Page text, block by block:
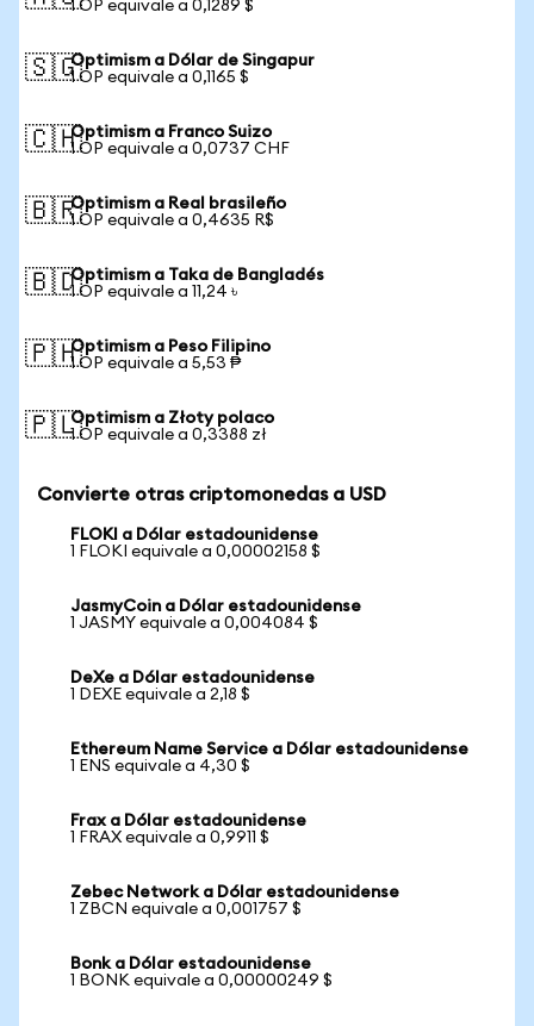
1 OP equivale a 0,1289 $
🇸🇬Optimism a Dólar de Singapur
1 OP equivale a 0,1165 $
🇨🇭Optimism a Franco Suizo
1 OP equivale a 0,0737 CHF
🇧🇷Optimism a Real brasileño
1 OP equivale a 0,4635 R$
🇧🇩Optimism a Taka de Bangladés
1 OP equivale a 11,24 ৳
🇵🇭Optimism a Peso Filipino
1 OP equivale a 5,53 ₱
🇵🇱Optimism a Złoty polaco
1 OP equivale a 0,3388 zł
Convierte otras criptomonedas a USD
FLOKI a Dólar estadounidense
1 FLOKI equivale a 0,00002158 $
JasmyCoin a Dólar estadounidense
1 JASMY equivale a 0,004084 $
DeXe a Dólar estadounidense
1 DEXE equivale a 2,18 $
Ethereum Name Service a Dólar estadounidense
1 ENS equivale a 4,30 $
Frax a Dólar estadounidense
1 FRAX equivale a 0,9911 $
Zebec Network a Dólar estadounidense
1 ZBCN equivale a 0,001757 $
Bonk a Dólar estadounidense
1 BONK equivale a 0,00000249 $